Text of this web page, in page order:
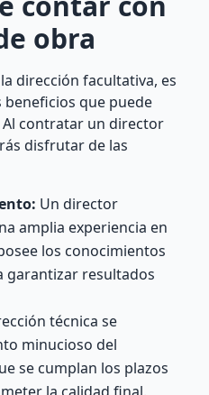
obra
dirección facultativa, es
que puede
contratar un director
disfrutar de las
Un director
amplia experiencia en
los conocimientos
garantizar resultados
técnica se
minucioso del
se cumplan los plazos